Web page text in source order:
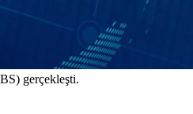
gerçekleşti.